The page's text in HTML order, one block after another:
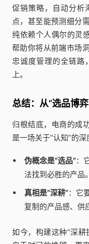
促销策略，自动分析
点，甚至能预测细分
纯依赖个人偶尔的灵
帮助你将从前端市场
忠诚度管理的全链路
上。
总结：从“选品博
归根结底，电商的成
是一场关于“认知”的深
伪概念是“选品”：
法找到必胜的产品。
真相是“深耕”：它
复制的产品感、供
如今，构建这种“深